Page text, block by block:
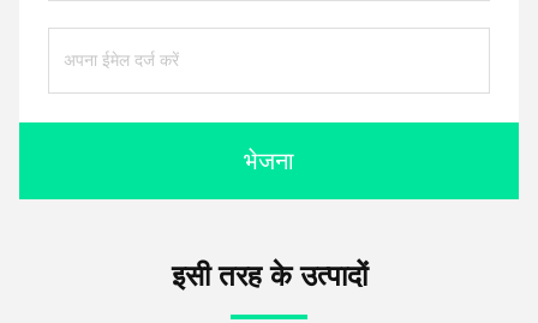
भेजना
इसी तरह के उत्पादों